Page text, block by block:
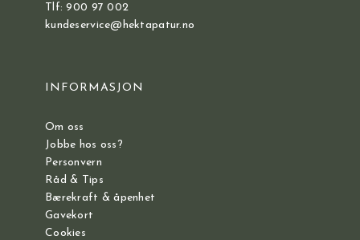
Tlf: 900 97 002
kundeservice@hektapatur.no
INFORMASJON
Om oss
Jobbe hos oss?
Personvern
Råd & Tips
Bærekraft & åpenhet
Gavekort
Cookies